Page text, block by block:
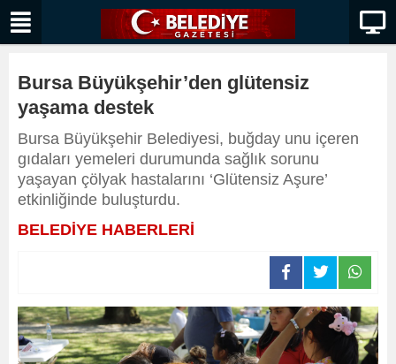
Bursa Büyükşehir’den glütensiz
yaşama destek
Bursa Büyükşehir Belediyesi, buğday unu içeren
gıdaları yemeleri durumunda sağlık sorunu
yaşayan çölyak hastalarını ‘Glütensiz Aşure’
etkinliğinde buluşturdu.
BELEDİYE HABERLERİ